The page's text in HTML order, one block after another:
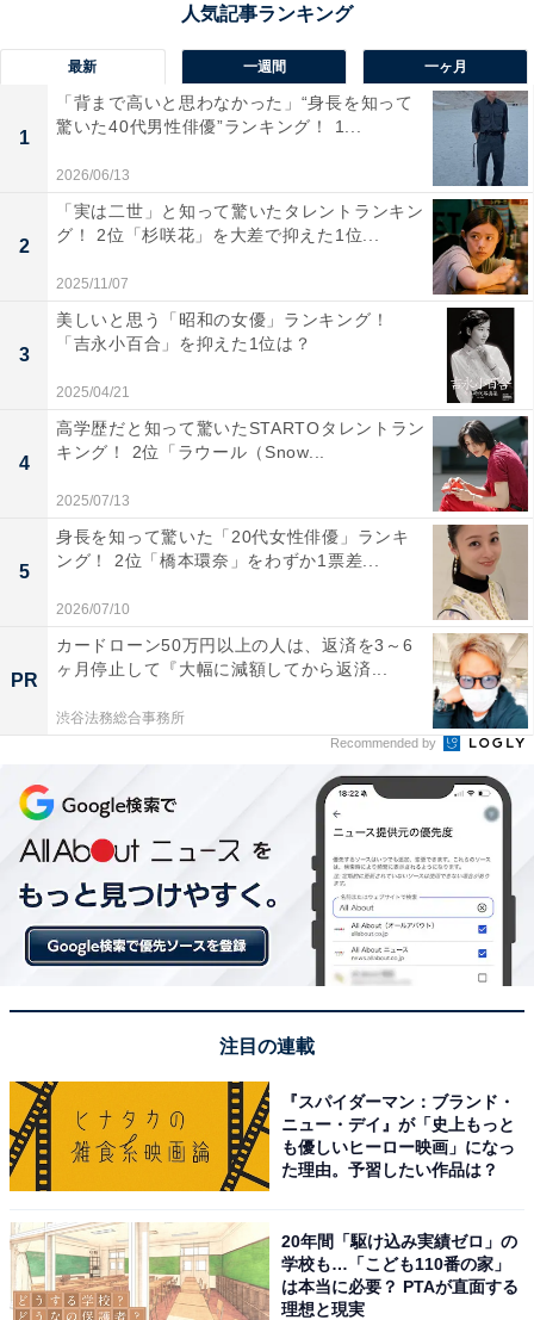
を迎える県内有数の伝統校。
毎年行われるリレーカーニバルは伝統行事。10kgの俵を
バトン代わりに運ぶ名物競技です。また、演劇部や文
芸・俳句部、かるた部、剣道部、テニス部など、部活動
も優秀な成績をおさめています。
回答コメントでは「勉強もすごいけど、部活動や体育祭
もすごく気合い入ってます」（50代女性／愛媛県）、
「県内有数の進学校で、部活動も盛んで、特に野球部は
県内でも強豪として知られているから」（40代男性／群
馬県）、「勉強はもちろん、ボート部などの東高ならで
はの部活動が活躍しているから」（30代女性／大分県）
などの声が集まりました。
※回答コメントは原文ママです
編集プロダクション出身のフリーランスエディター。編
集・執筆・校閲・SNS運用担当として月間120本以上の
コンテンツ制作に携わっています。得意なジャンルはラ
イフスタイル・金融・育児・エンタメ関連。
次ページ
5位までの全ランキング結果を見
こちらもおすすめ
最新 一週間 一ヶ月
1
「背まで高いと思わなかった」“身長を知って
驚いた40代男性俳優”ランキング！ 1...
2026/06/13
2
「実は二世」と知って驚いたタレントランキン
グ！ 2位「杉咲花」を大差で抑えた1位...
2025/11/07
3
美しいと思う「昭和の女優」ランキング！
「吉永小百合」を抑えた1位は？
2025/04/21
4
高学歴だと知って驚いたSTARTOタレントラン
キング！ 2位「ラウール（Snow...
2025/07/13
5
身長を知って驚いた「20代女性俳優」ランキ
ング！ 2位「橋本環奈」をわずか1票差...
2026/07/10
PR
カードローン50万円以上の人は、返済を3～6
ヶ月停止して『大幅に減額してから返済...
渋谷法務総合事務所
Recommended by
注目の連載
『スパイダーマン：ブランド・
ニュー・デイ』が「史上もっと
も優しいヒーロー映画」になっ
た理由。予習したい作品は？
20年間「駆け込み実績ゼロ」の
学校も…「こども110番の家」
は本当に必要？ PTAが直面する
理想と現実